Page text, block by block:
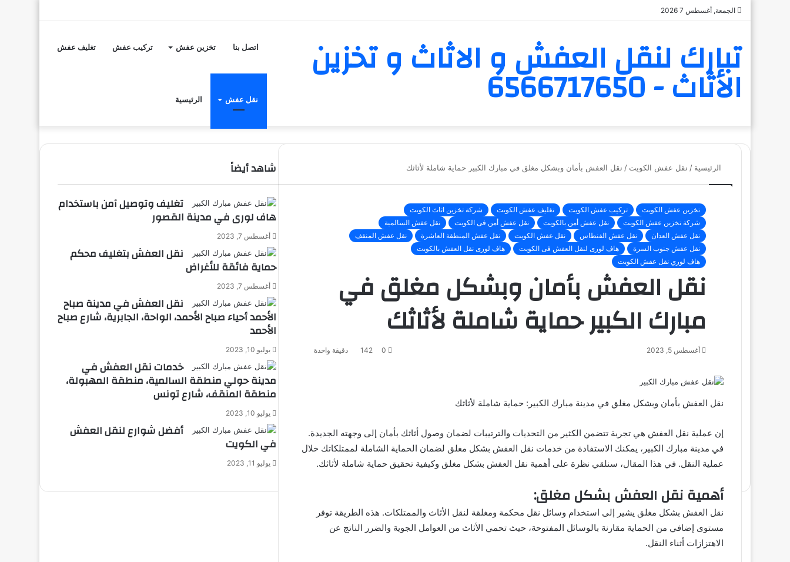
الجمعة, أغسطس 7 2026
جانبي
تبارك لنقل العفش و الاثاث و تخزين
الأثاث - 6566717650
اتصل بنا تخزين عفش تركيب عفش تغليف عفش
نقل عفش الرئيسية
الرئيسية / نقل عفش الكويت / نقل العفش بأمان وبشكل مغلق في مبارك الكبير حماية شاملة لأثاثك
تخزين عفش الكويت تركيب عفش الكويت تغليف عفش الكويت
شركة تخزين اثاث الكويت
شركة تخزين عفش الكويت
نقل عفش أمن بالكويت نقل عفش أمن فى الكويت
نقل عفش السالمية
نقل عفش العدان
نقل عفش الفنطاس نقل عفش الكويت نقل عفش المنطقة العاشرة
نقل عفش المنقف
نقل عفش جنوب السرة
هاف لورى لنقل العفش فى الكويت
هاف لورى نقل العفش بالكويت
هاف لوري نقل عفش الكويت
نقل العفش بأمان وبشكل مغلق في
مبارك الكبير حماية شاملة لأثاثك
أغسطس 5, 2023 0
142 دقيقة واحدة
نقل العفش بأمان وبشكل مغلق في مدينة مبارك الكبير: حماية شاملة لأثاثك
إن عملية نقل العفش هي تجربة تتضمن الكثير من التحديات والترتيبات لضمان وصول أثاثك بأمان إلى وجهته الجديدة.
في مدينة مبارك الكبير، يمكنك الاستفادة من خدمات نقل العفش بشكل مغلق لضمان الحماية الشاملة لممتلكاتك خلال
عملية النقل. في هذا المقال، سنلقي نظرة على أهمية نقل العفش بشكل مغلق وكيفية تحقيق حماية شاملة لأثاثك.
أهمية نقل العفش بشكل مغلق:
نقل العفش بشكل مغلق يشير إلى استخدام وسائل نقل محكمة ومغلقة لنقل الأثاث والممتلكات. هذه الطريقة توفر
مستوى إضافي من الحماية مقارنة بالوسائل المفتوحة، حيث تحمي الأثاث من العوامل الجوية والضرر الناتج عن
الاهتزازات أثناء النقل.
شاهد أيضاً
تغليف وتوصيل آمن باستخدام
هاف لورى في مدينة القصور
أغسطس 7, 2023
نقل العفش بتغليف محكم
حماية فائقة للأغراض
أغسطس 7, 2023
نقل العفش في مدينة صباح
الأحمد أحياء صباح الأحمد، الواحة، الجابرية، شارع صباح
الأحمد
يوليو 10, 2023
خدمات نقل العفش في
مدينة حولي منطقة السالمية، منطقة المهبولة،
منطقة المنقف، شارع تونس
يوليو 10, 2023
أفضل شوارع لنقل العفش
في الكويت
يوليو 11, 2023